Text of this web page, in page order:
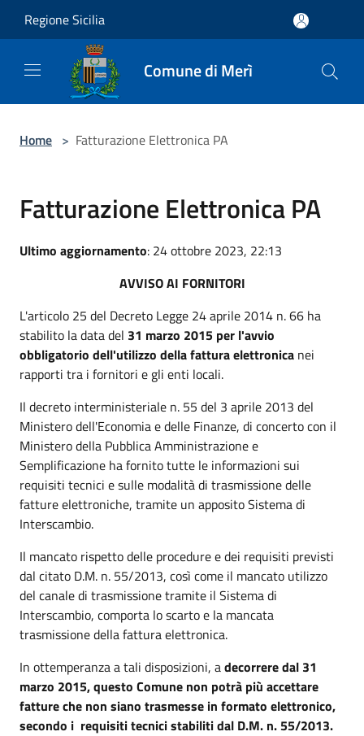
Regione Sicilia
Comune di Merì
Home > Fatturazione Elettronica PA
Fatturazione Elettronica PA
Ultimo aggiornamento: 24 ottobre 2023, 22:13
AVVISO AI FORNITORI
L'articolo 25 del Decreto Legge 24 aprile 2014 n. 66 ha
stabilito la data del 31 marzo 2015 per l'avvio
obbligatorio dell'utilizzo della fattura elettronica nei
rapporti tra i fornitori e gli enti locali.
Il decreto interministeriale n. 55 del 3 aprile 2013 del
Ministero dell'Economia e delle Finanze, di concerto con il
Ministero della Pubblica Amministrazione e
Semplificazione ha fornito tutte le informazioni sui
requisiti tecnici e sulle modalità di trasmissione delle
fatture elettroniche, tramite un apposito Sistema di
Interscambio.
Il mancato rispetto delle procedure e dei requisiti previsti
dal citato D.M. n. 55/2013, così come il mancato utilizzo
del canale di trasmissione tramite il Sistema di
Interscambio, comporta lo scarto e la mancata
trasmissione della fattura elettronica.
In ottemperanza a tali disposizioni, adecorrere dal 31
marzo 2015, questo Comune non potrà più accettare
fatture che non siano trasmesse in formato elettronico,
secondo i requisiti tecnici stabiliti dal D.M. n. 55/2013.